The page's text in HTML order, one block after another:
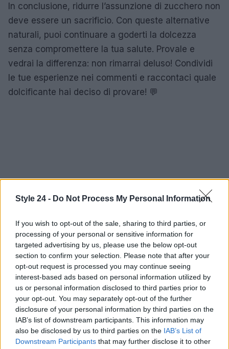
Style 24 - Do Not Process My Personal Information
If you wish to opt-out of the sale, sharing to third parties, or
processing of your personal or sensitive information for
targeted advertising by us, please use the below opt-out
section to confirm your selection. Please note that after your
opt-out request is processed you may continue seeing
interest-based ads based on personal information utilized by
us or personal information disclosed to third parties prior to
your opt-out. You may separately opt-out of the further
disclosure of your personal information by third parties on the
IAB’s list of downstream participants. This information may
also be disclosed by us to third parties on the IAB’s List of
Downstream Participants that may further disclose it to other
In conclusione, ridurre l’assunzione di zucchero non
deve essere un sacrificio. Con queste alternative
naturali, puoi continuare a goderti la dolcezza
senza compromettere la tua salute. Provale e
vedrai la differenza: non rimarrai deluso! Condividi
le tue esperienze nei commenti e raccontaci quale
dolcificante hai deciso di provare! 💬
Staff